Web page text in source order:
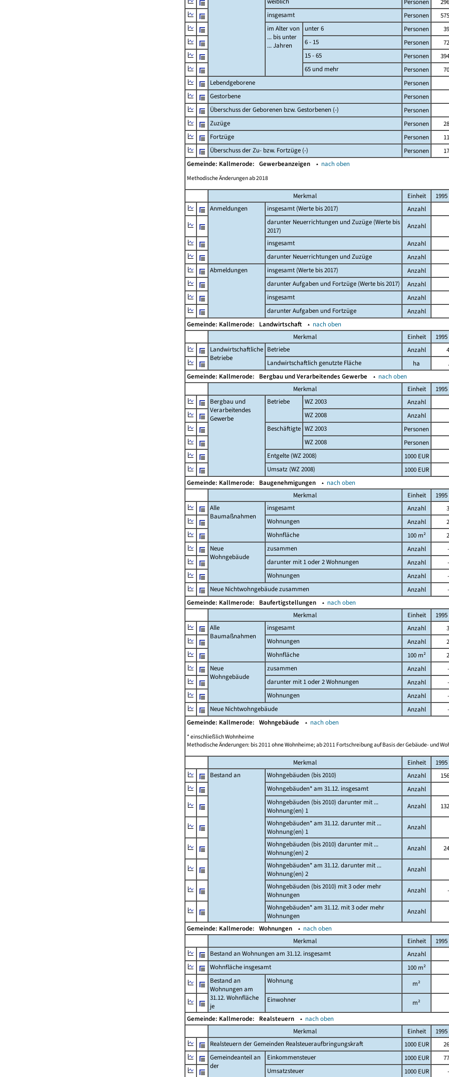
Personen 296
insgesamt
Personen 575
im Alter von
... bis unter
... Jahren
unter 6 Personen 39
6 - 15
Personen 72
15 - 65
Personen 394
65 und mehr
Personen 70
Lebendgeborene
Personen
Gestorbene
Personen
Überschuss der Geborenen bzw. Gestorbenen (-)
Personen
Zuzüge
Personen 28
Fortzüge
Personen 11
Überschuss der Zu- bzw. Fortzüge (-)
Personen 17
Gemeinde: Kallmerode: Gewerbeanzeigen ▴ nach oben
Methodische Änderungen ab 2018
Merkmal Einheit 1995
Anmeldungen
insgesamt (Werte bis 2017) Anzahl
darunter Neuerrichtungen und Zuzüge (Werte bis
2017)
Anzahl
insgesamt
Anzahl
darunter Neuerrichtungen und Zuzüge
Anzahl
Abmeldungen
insgesamt (Werte bis 2017) Anzahl
darunter Aufgaben und Fortzüge (Werte bis 2017)
Anzahl
insgesamt
Anzahl
darunter Aufgaben und Fortzüge
Anzahl
Gemeinde: Kallmerode: Landwirtschaft ▴ nach oben
Merkmal
Einheit 1995
Landwirtschaftliche
Betriebe
Betriebe Anzahl 4
Landwirtschaftlich genutzte Fläche
ha .
Gemeinde: Kallmerode: Bergbau und Verarbeitendes Gewerbe ▴ nach oben
Merkmal
Einheit 1995
Bergbau und
Verarbeitendes
Gewerbe
Betriebe WZ 2003 Anzahl
WZ 2008
Anzahl
Beschäftigte WZ 2003 Personen
WZ 2008
Personen
Entgelte (WZ 2008)
1000 EUR
Umsatz (WZ 2008)
1000 EUR
Gemeinde: Kallmerode: Baugenehmigungen ▴ nach oben
Merkmal
Einheit 1995
Alle
Baumaßnahmen
insgesamt Anzahl 3
Wohnungen
Anzahl 2
Wohnfläche
100 m² 2
Neue
Wohngebäude
zusammen Anzahl -
darunter mit 1 oder 2 Wohnungen
Anzahl -
Wohnungen
Anzahl -
Neue Nichtwohngebäude zusammen
Anzahl -
Gemeinde: Kallmerode: Baufertigstellungen ▴ nach oben
Merkmal
Einheit 1995
Alle
Baumaßnahmen
insgesamt Anzahl 3
Wohnungen
Anzahl 2
Wohnfläche
100 m² 2
Neue
Wohngebäude
zusammen Anzahl -
darunter mit 1 oder 2 Wohnungen
Anzahl -
Wohnungen
Anzahl -
Neue Nichtwohngebäude
Anzahl -
Gemeinde: Kallmerode: Wohngebäude ▴ nach oben
* einschließlich Wohnheime
Methodische Änderungen: bis 2011 ohne Wohnheime; ab 2011 Fortschreibung auf Basis der Gebäude- und
Merkmal Einheit 1995
Bestand an
Wohngebäuden (bis 2010) Anzahl 156
Wohngebäuden* am 31.12. insgesamt
Anzahl
Wohngebäuden (bis 2010) darunter mit ...
Wohnung(en) 1
Anzahl 132
Wohngebäuden* am 31.12. darunter mit ...
Wohnung(en) 1
Anzahl
Wohngebäuden (bis 2010) darunter mit ...
Wohnung(en) 2
Anzahl 24
Wohngebäuden* am 31.12. darunter mit ...
Wohnung(en) 2
Anzahl
Wohngebäuden (bis 2010) mit 3 oder mehr
Wohnungen
Anzahl -
Wohngebäuden* am 31.12. mit 3 oder mehr
Wohnungen
Anzahl
Gemeinde: Kallmerode: Wohnungen ▴ nach oben
Merkmal
Einheit 1995
Bestand an Wohnungen am 31.12. insgesamt
Anzahl
Wohnfläche insgesamt
100 m²
Bestand an
Wohnungen am
31.12. Wohnfläche
je
Wohnung
m²
Einwohner
m²
Gemeinde: Kallmerode: Realsteuern ▴ nach oben
Merkmal
Einheit 1995
Realsteuern der Gemeinden Realsteueraufbringungskraft
1000 EUR 26
Gemeindeanteil an
der
Einkommensteuer 1000 EUR 77
Umsatzsteuer
1000 EUR -